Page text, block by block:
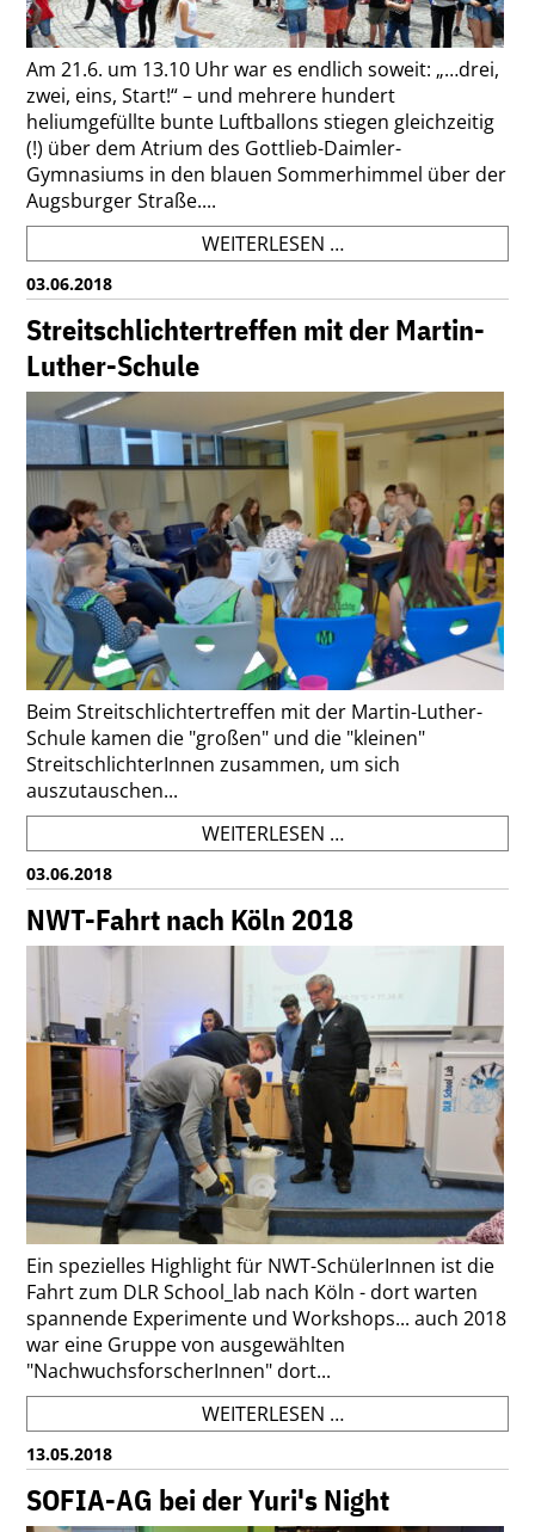
Am 21.6. um 13.10 Uhr war es endlich soweit: „…drei,
zwei, eins, Start!“ – und mehrere hundert
heliumgefüllte bunte Luftballons stiegen gleichzeitig
(!) über dem Atrium des Gottlieb-Daimler-
Gymnasiums in den blauen Sommerhimmel über der
Augsburger Straße....
WEITERLESEN …MEHR
ALS
99
LUFTBALLONS
FÜR
03.06.2018
Streitschlichtertreffen mit der Martin-
Luther-Schule
Beim Streitschlichtertreffen mit der Martin-Luther-
Schule kamen die "großen" und die "kleinen"
StreitschlichterInnen zusammen, um sich
auszutauschen...
WEITERLESEN …
MIT
DER
MARTIN-
LUTHER-
03.06.2018
NWT-Fahrt nach Köln 2018
Ein spezielles Highlight für NWT-SchülerInnen ist die
Fahrt zum DLR School_lab nach Köln - dort warten
spannende Experimente und Workshops... auch 2018
war eine Gruppe von ausgewählten
"NachwuchsforscherInnen" dort...
WEITERLESEN …NWT-
FAHRT
NACH
KÖLN
2018
13.05.2018
SOFIA-AG bei der Yuri's Night